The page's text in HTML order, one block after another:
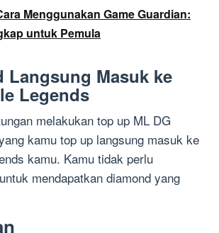
Menggunakan Game Guardian:
untuk Pemula
Langsung Masuk ke
Legends
melakukan top up ML DG
kamu top up langsung masuk ke
kamu. Kamu tidak perlu
mendapatkan diamond yang